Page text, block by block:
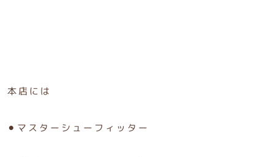
本店には
⚫︎マスターシューフィッター